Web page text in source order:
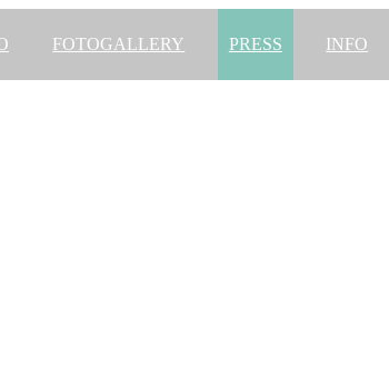
FOTOGALLERY PRESS INFO